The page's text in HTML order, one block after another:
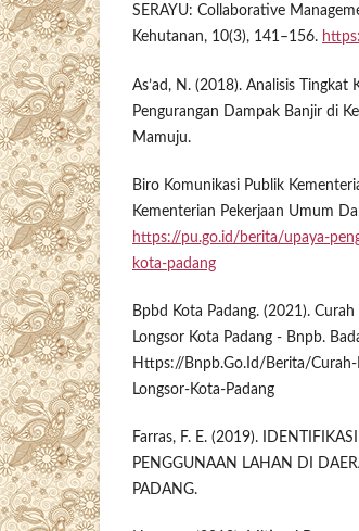
SERAYU: Collaborative
Kehutanan, 10(3), 141–156.
As’ad, N. (2018). Analisis
Pengurangan Dampak Banjir di
Mamuju.
Biro Komunikasi Publik
Kementerian Pekerjaan Umum
https://pu.go.id/berita/upaya-
kota-padang
Bpbd Kota Padang. (2021).
Longsor Kota Padang - Bnpb.
Https://Bnpb.Go.Id/Berita/
Longsor-Kota-Padang
Farras, F. E. (2019).
PENGGUNAAN LAHAN DI
PADANG.